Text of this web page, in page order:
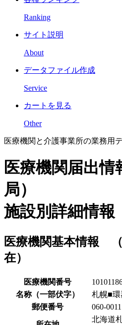
Ranking
サイト説明
About
データファイル作成
Service
カートを見る
Other
医療機関と介護事業所の業務用
医療機関届出情
局）
施設別詳細情報
医療機関基本情報
在）
医療機関番号
名称（一部伏字）
札幌■環
郵便番号
060-0011
北海道